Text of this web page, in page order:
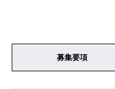
募集要項